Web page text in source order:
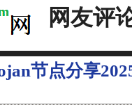
网友评
节点分享